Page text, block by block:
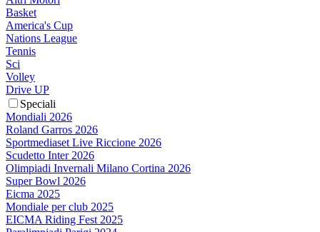
Basket
America's Cup
Nations League
Tennis
Sci
Volley
Drive UP
Speciali
Mondiali 2026
Roland Garros 2026
Sportmediaset Live Riccione 2026
Scudetto Inter 2026
Olimpiadi Invernali Milano Cortina 2026
Super Bowl 2026
Eicma 2025
Mondiale per club 2025
EICMA Riding Fest 2025